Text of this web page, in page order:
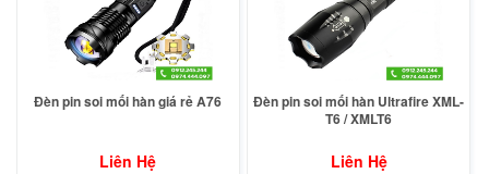
Đèn pin soi mối hàn Ultrafire XML-
T6 / XMLT6
Liên Hệ
Đèn pin soi mối hàn giá rẻ A76
Liên Hệ